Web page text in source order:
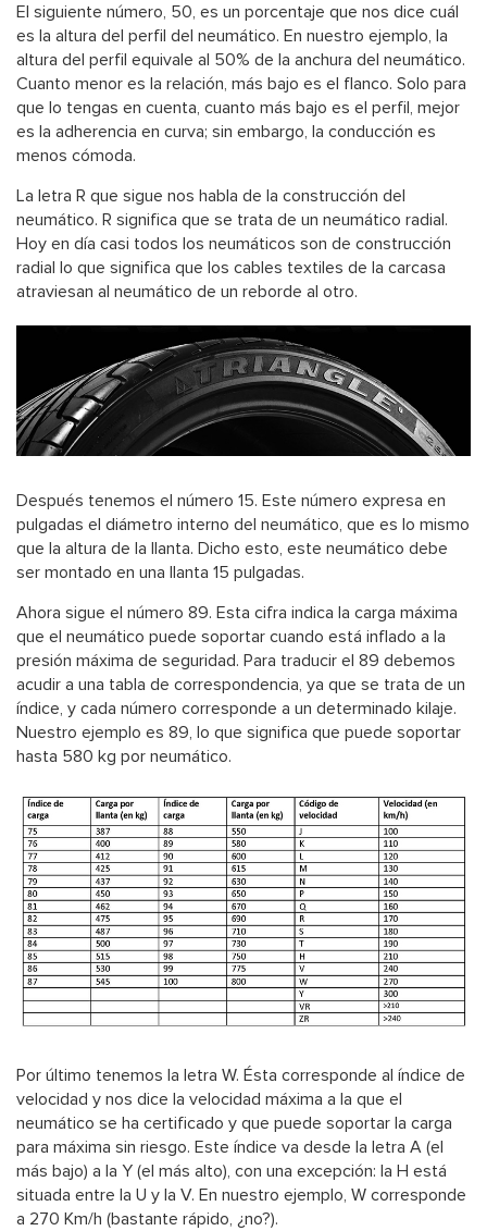
El siguiente número, 50, es un porcentaje que nos dice cuál
es la altura del perfil del neumático. En nuestro ejemplo, la
altura del perfil equivale al 50% de la anchura del neumático.
Cuanto menor es la relación, más bajo es el flanco. Solo para
que lo tengas en cuenta, cuanto más bajo es el perfil, mejor
es la adherencia en curva; sin embargo, la conducción es
menos cómoda.
La letra R que sigue nos habla de la construcción del
neumático. R significa que se trata de un neumático radial.
Hoy en día casi todos los neumáticos son de construcción
radial lo que significa que los cables textiles de la carcasa
atraviesan al neumático de un reborde al otro.
Después tenemos el número 15. Este número expresa en
pulgadas el diámetro interno del neumático, que es lo mismo
que la altura de la llanta. Dicho esto, este neumático debe
ser montado en una llanta 15 pulgadas.
Ahora sigue el número 89. Esta cifra indica la carga máxima
que el neumático puede soportar cuando está inflado a la
presión máxima de seguridad. Para traducir el 89 debemos
acudir a una tabla de correspondencia, ya que se trata de un
índice, y cada número corresponde a un determinado kilaje.
Nuestro ejemplo es 89, lo que significa que puede soportar
hasta 580 kg por neumático.
Por último tenemos la letra W. Ésta corresponde al índice de
velocidad y nos dice la velocidad máxima a la que el
neumático se ha certificado y que puede soportar la carga
para máxima sin riesgo. Este índice va desde la letra A (el
más bajo) a la Y (el más alto), con una excepción: la H está
situada entre la U y la V. En nuestro ejemplo, W corresponde
a 270 Km/h (bastante rápido, ¿no?).